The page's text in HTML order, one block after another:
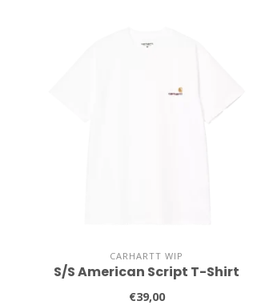
CARHARTT WIP
S/S American Script T-Shirt
€39,00